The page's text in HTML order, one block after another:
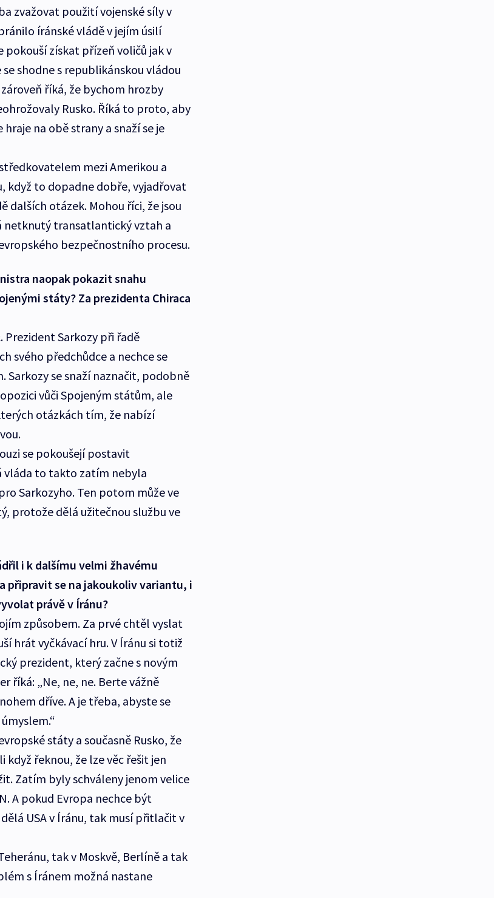
zvažovat použití vojenské síly v
íránské vládě v jejím úsilí
pokouší získat přízeň voličů jak v
se shodne s republikánskou vládou
říká, že bychom hrozby
Rusko. Říká to proto, aby
na obě strany a snaží se je
mezi Amerikou a
když to dopadne dobře, vyjadřovat
dalších otázek. Mohou říci, že jsou
transatlantický vztah a
bezpečnostního procesu.
naopak pokazit snahu
státy? Za prezidenta Chiraca
Prezident Sarkozy při řadě
svého předchůdce a nechce se
Sarkozy se snaží naznačit, podobně
vůči Spojeným státům, ale
otázkách tím, že nabízí
se pokoušejí postavit
vláda to takto zatím nebyla
Sarkozyho. Ten potom může ve
protože dělá užitečnou službu ve
i k dalšímu velmi žhavému
připravit se na jakoukoliv variantu, i
právě v Íránu?
způsobem. Za prvé chtěl vyslat
hrát vyčkávací hru. V Íránu si totiž
prezident, který začne s novým
říká: „Ne, ne, ne. Berte vážně
dříve. A je třeba, abyste se
státy a současně Rusko, že
řeknou, že lze věc řešit jen
Zatím byly schváleny jenom velice
A pokud Evropa nechce být
USA v Íránu, tak musí přitlačit v
tak v Moskvě, Berlíně a tak
s Íránem možná nastane